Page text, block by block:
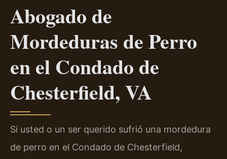
Abogado de
Mordeduras de Perro
en el Condado de
Chesterfield, VA
Si usted o un ser querido sufrió una mordedura
de perro en el Condado de Chesterfield,